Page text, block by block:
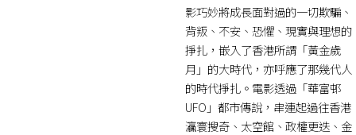
影巧妙將成長面對過的一切欺騙、
背叛、不安、恐懼、現實與理想的
掙扎，嵌入了香港所謂「黃金歲
月」的大時代，亦呼應了那幾代人
的時代掙扎。電影透過「華富邨
UFO」都市傳說，串連起過往香港
灜寰搜奇、太空館、政權更迭、金